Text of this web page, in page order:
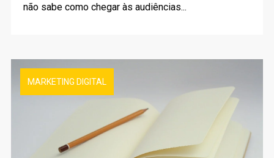
não sabe como chegar às audiências...
MARKETING DIGITAL